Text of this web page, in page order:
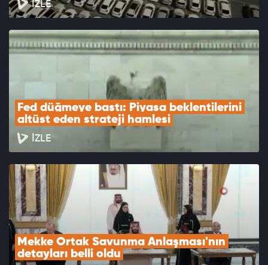
İZLE
Fed düğmeye bastı: Piyasa beklentilerini
altüst eden strateji hamlesi
İZLE
Mekke Ortak Savunma Anlaşması'nın
detayları belli oldu